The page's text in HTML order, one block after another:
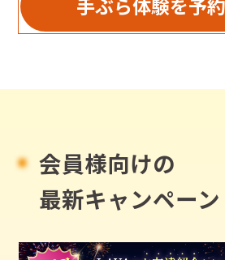
会員様向けの
最新キャンペーン